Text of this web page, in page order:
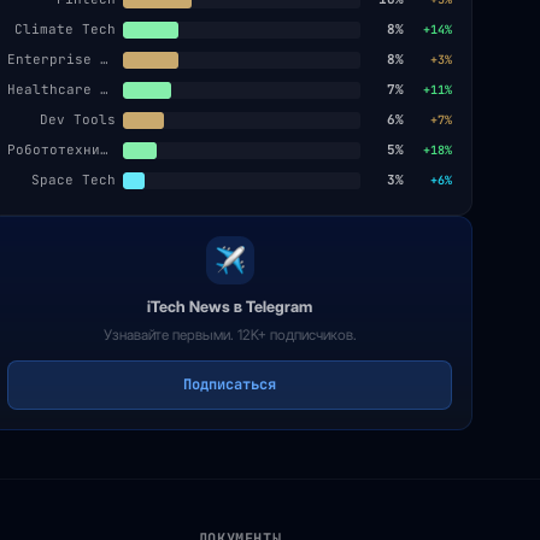
Climate Tech 8% +14%
Enterprise SaaS 8% +3%
Healthcare AI 7% +11%
Dev Tools 6% +7%
Робототехника 5% +18%
Space Tech 3% +6%
iTech News в Telegram
Узнавайте первыми. 12K+ подписчиков.
Подписаться